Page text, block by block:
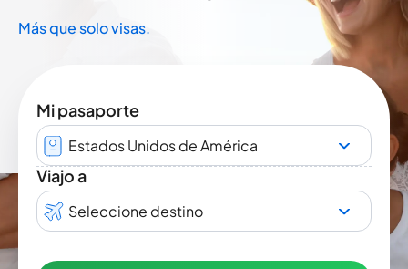
Más que solo visas.
Mi pasaporte
Estados Unidos de América
Viajo a
Seleccione destino